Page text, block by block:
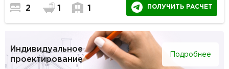
2 1 1 ПОЛУЧИТЬ РАСЧЕТ
Индивидуальное
проектирование
Подробнее